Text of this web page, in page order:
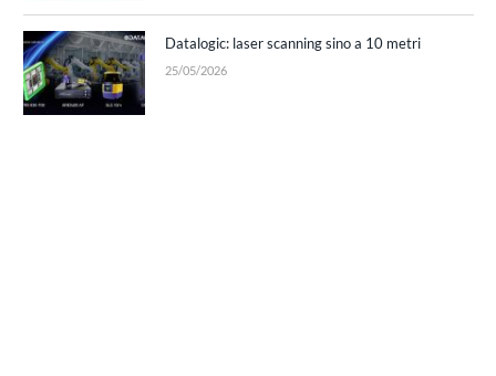
Datalogic: laser scanning sino a 10 metri
25/05/2026